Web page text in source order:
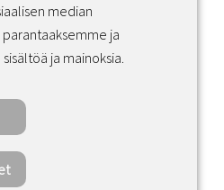
· Valaisin Grönlund
Reserved
median
parantaaksemme ja
ja mainoksia.